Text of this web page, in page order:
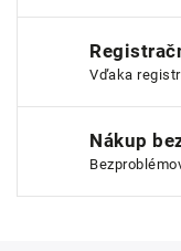
Vďaka
Nákup